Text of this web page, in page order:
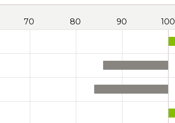
70 80 90 100